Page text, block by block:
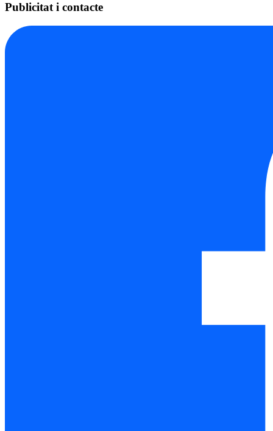
Publicitat i contacte